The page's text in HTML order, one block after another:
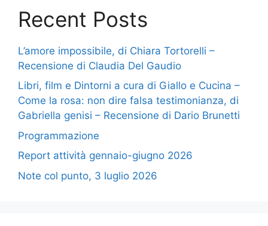
Recent Posts
L’amore impossibile, di Chiara Tortorelli –
Recensione di Claudia Del Gaudio
Libri, film e Dintorni a cura di Giallo e Cucina –
Come la rosa: non dire falsa testimonianza, di
Gabriella genisi – Recensione di Dario Brunetti
Programmazione
Report attività gennaio-giugno 2026
Note col punto, 3 luglio 2026